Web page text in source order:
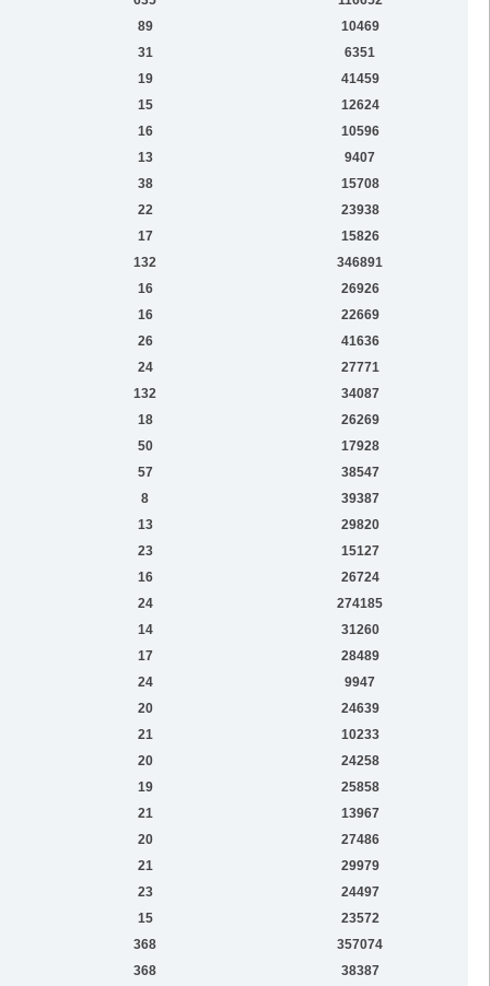
89
10469
31
6351
19
41459
15
12624
16
10596
13
9407
38
15708
22
23938
17
15826
132
346891
16
26926
16
22669
26
41636
24
27771
132
34087
18
26269
50
17928
57
38547
8
39387
13
29820
23
15127
16
26724
24
274185
14
31260
17
28489
24
9947
20
24639
21
10233
20
24258
19
25858
21
13967
20
27486
21
29979
23
24497
15
23572
368
357074
368
38387